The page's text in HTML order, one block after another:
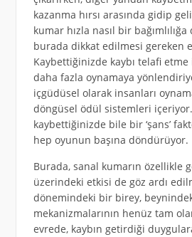
kazanma hırsı arasında gidip
kumar hızla nasıl bir
burada dikkat edilmesi gereken
Kaybettiğinizde kaybı telafi etme
daha fazla oynamaya
içgüdüsel olarak insanları
döngüsel ödül sistemleri
kaybettiğinizde bile bir ‘şans’
hep oyunun başına döndürüyor.
Burada, sanal kumarın özellikle
üzerindeki etkisi de göz ardı
dönemindeki bir birey,
mekanizmalarının henüz tam
evrede, kaybın getirdiği